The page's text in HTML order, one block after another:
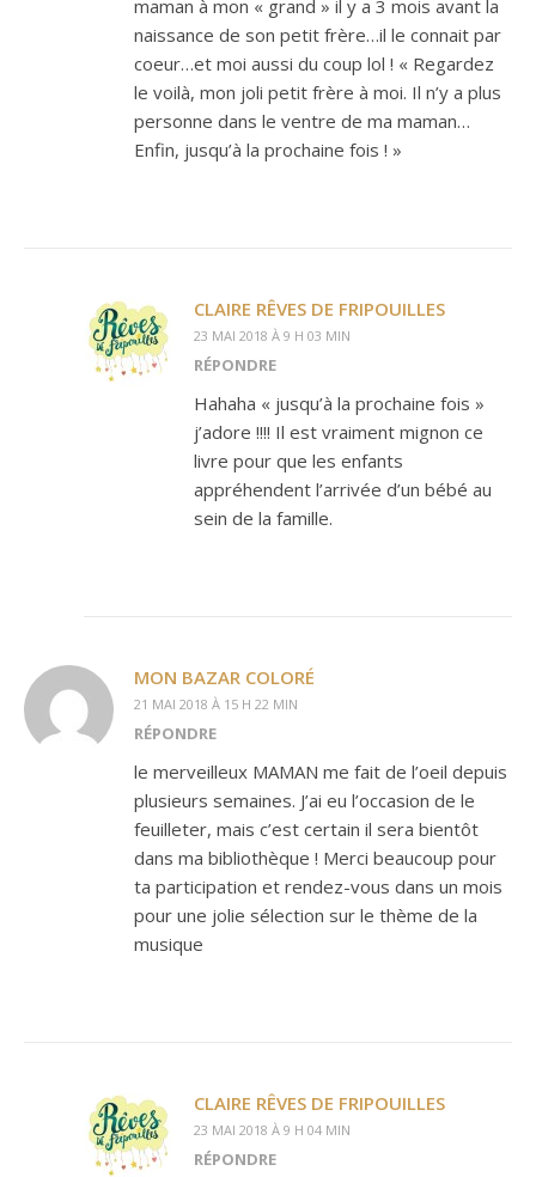
maman à mon « grand » il y a 3 mois avant la
naissance de son petit frère…il le connait par
coeur…et moi aussi du coup lol ! « Regardez
le voilà, mon joli petit frère à moi. Il n’y a plus
personne dans le ventre de ma maman…
Enfin, jusqu’à la prochaine fois ! »
CLAIRE RÊVES DE FRIPOUILLES
23 MAI 2018 À 9 H 03 MIN
RÉPONDRE
Hahaha « jusqu’à la prochaine fois »
j’adore !!!! Il est vraiment mignon ce
livre pour que les enfants
appréhendent l’arrivée d’un bébé au
sein de la famille.
MON BAZAR COLORÉ
21 MAI 2018 À 15 H 22 MIN
RÉPONDRE
le merveilleux MAMAN me fait de l’oeil depuis
plusieurs semaines. J’ai eu l’occasion de le
feuilleter, mais c’est certain il sera bientôt
dans ma bibliothèque ! Merci beaucoup pour
ta participation et rendez-vous dans un mois
pour une jolie sélection sur le thème de la
musique
CLAIRE RÊVES DE FRIPOUILLES
23 MAI 2018 À 9 H 04 MIN
RÉPONDRE